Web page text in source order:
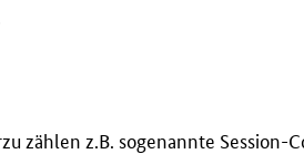
zählen z.B. sogenannte Session-